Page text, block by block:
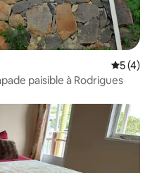
Note
5 (4)
paisible à Rodrigues